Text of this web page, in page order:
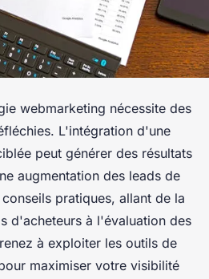
webmarketing nécessite des
L'intégration d'une
peut générer des résultats
augmentation des leads de
pratiques, allant de la
d'acheteurs à l'évaluation des
à exploiter les outils de
maximiser votre visibilité